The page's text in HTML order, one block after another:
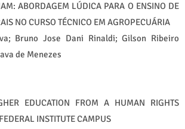
ABORDAGEM LÚDICA PARA O ENSINO DE
NO CURSO TÉCNICO EM AGROPECUÁRIA
Bruno Jose Dani Rinaldi; Gilson Ribeiro
de Menezes
EDUCATION FROM A HUMAN RIGHTS
INSTITUTE CAMPUS